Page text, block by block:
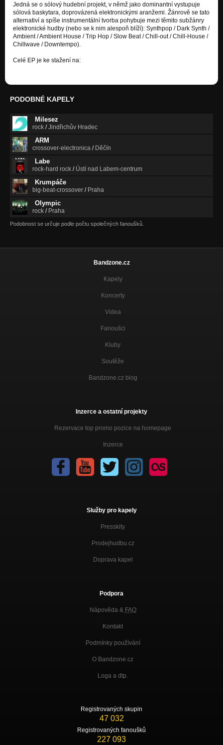
Jedná se o sólový hudební projekt, v němž jako dominantní vystupuje
sólová baskytara, doprovázená elektronickými aranžemi. Žánrově se tato
alternativí a spíše instrumentální tvorba pohybuje mezi těmito subžánry
elektronické hudby (nebo se k nim alespoň blíží): Synthpop / Dark Synth /
Ambient / Ambient House / Trip Hop / Slow Beat / Chill-out / Chill-House /
Chillwave / Downtempo).
Celé EP je ke stažení na:
PODOBNÉ KAPELY
Milesez
rock /Jindřichův Hradec
ARM
crossover-electronica / Děčín
Labe
rock-hard rock / Ústí nad Labem-centrum
Krumpáče
big-beat-crossover / Praha
Olympic
rock / Praha
Podobnost se určuje podle počtu společných fanoušků.
Bandzone.cz
Kapely
Koncerty
Videa
Fanoušci
Kluby
Soutěže
Bandzone.cz blog
Inzerce a ostatní projekty
Rezervace top promo pozice na homepage
Inzerce
Služby pro kapely
Presskity
Prodejhudbu.cz
Doprava kapel
Podpora
Nápověda & FAQ
Kontakt
Podmínky používání
O Bandzone.cz
Loga a dtp.
Registrovaných skupin
47 032
Registrovaných fanoušků
227 093